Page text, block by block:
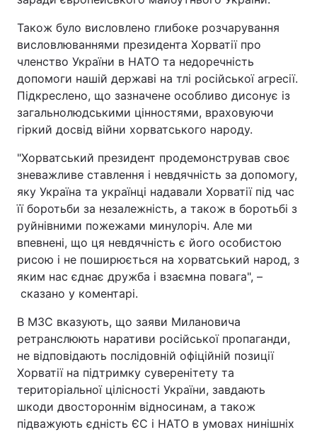
Також було висловлено глибоке розчарування
висловлюваннями президента Хорватії про
членство України в НАТО та недоречність
допомоги нашій державі на тлі російської агресії.
Підкреслено, що зазначене особливо дисонує із
загальнолюдськими цінностями, враховуючи
гіркий досвід війни хорватського народу.
"Хорватський президент продемонстрував своє
зневажливе ставлення і невдячність за допомогу,
яку Україна та українці надавали Хорватії під час
її боротьби за незалежність, а також в боротьбі з
руйнівними пожежами минулоріч. Але ми
впевнені, що ця невдячність є його особистою
рисою і не поширюється на хорватський народ, з
яким нас єднає дружба і взаємна повага", –
сказано у коментарі.
В МЗС вказують, що заяви Милановича
ретранслюють наративи російської пропаганди,
не відповідають послідовній офіційній позиції
Хорватії на підтримку суверенітету та
територіальної цілісності України, завдають
шкоди двостороннім відносинам, а також
підважують єдність ЄС і НАТО в умовах нинішніх